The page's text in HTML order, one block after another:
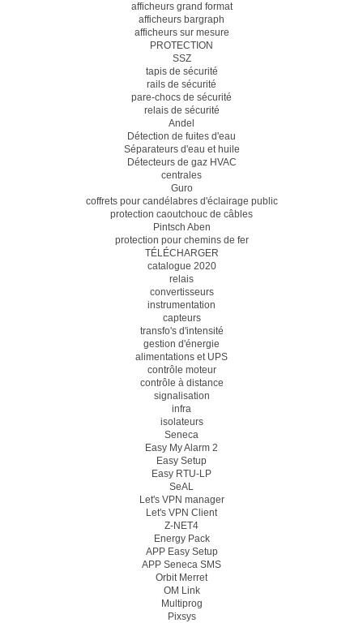
afficheurs grand format
afficheurs bargraph
afficheurs sur mesure
PROTECTION
SSZ
tapis de sécurité
rails de sécurité
pare-chocs de sécurité
relais de sécurité
Andel
Détection de fuites d'eau
Séparateurs d'eau et huile
Détecteurs de gaz HVAC
centrales
Guro
coffrets pour candélabres d'éclairage public
protection caoutchouc de câbles
Pintsch Aben
protection pour chemins de fer
TÉLÉCHARGER
catalogue 2020
relais
convertisseurs
instrumentation
capteurs
transfo's d'intensité
gestion d'énergie
alimentations et UPS
contrôle moteur
contrôle à distance
signalisation
infra
isolateurs
Seneca
Easy My Alarm 2
Easy Setup
Easy RTU-LP
SeAL
Let's VPN manager
Let's VPN Client
Z-NET4
Energy Pack
APP Easy Setup
APP Seneca SMS
Orbit Merret
OM Link
Multiprog
Pixsys